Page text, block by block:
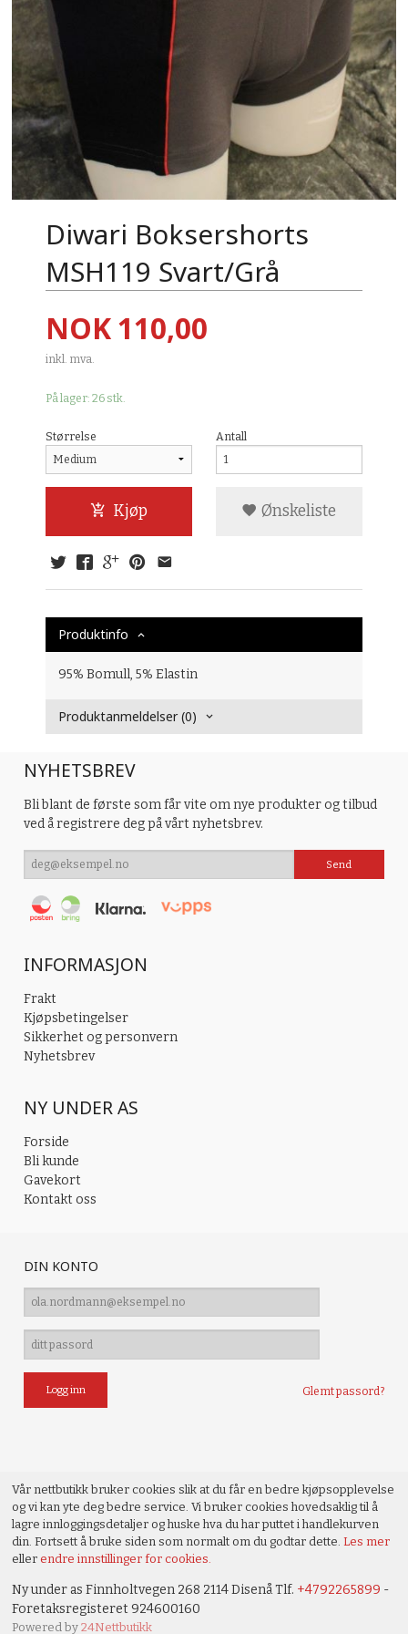
Diwari Boksershorts
MSH119 Svart/Grå
Pris
NOK110,00
inkl. mva.
På lager: 26 stk.
Størrelse Antall
Kjøp Ønskeliste
Produktinfo
95% Bomull, 5% Elastin
Produktanmeldelser (0)
NYHETSBREV
Bli blant de første som får vite om nye produkter og tilbud
ved å registrere deg på vårt nyhetsbrev.
INFORMASJON
Frakt
Kjøpsbetingelser
Sikkerhet og personvern
Nyhetsbrev
NY UNDER AS
Forside
Bli kunde
Gavekort
Kontakt oss
DIN KONTO
Glemt passord?
Vår nettbutikk bruker cookies slik at du får en bedre kjøpsopplevelse
og vi kan yte deg bedre service. Vi bruker cookies hovedsaklig til å
lagre innloggingsdetaljer og huske hva du har puttet i handlekurven
din. Fortsett å bruke siden som normalt om du godtar dette.Les mer
ellerendre innstillinger for cookies.
Ny under as Finnholtvegen 268 2114 Disenå Tlf. +4792265899 -
Foretaksregisteret 924600160
Powered by24Nettbutikk